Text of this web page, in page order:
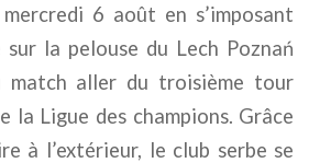
6 août en s’imposant
la pelouse du Lech Poznań
match aller du troisième tour
la Ligue des champions. Grâce
à l’extérieur, le club serbe se